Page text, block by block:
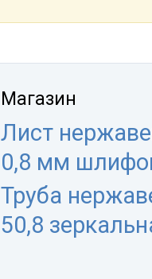
Магазин
Лист
0,8 мм
Труба
50,8